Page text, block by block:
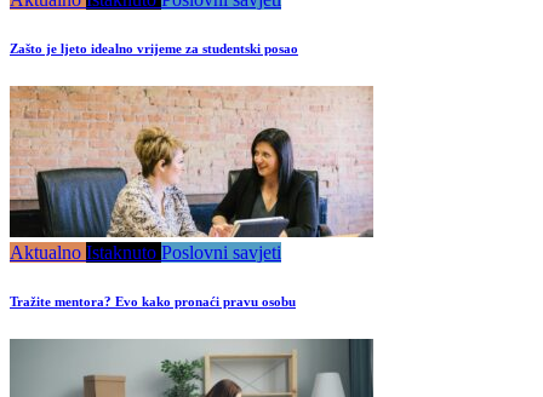
Zašto je ljeto idealno vrijeme za studentski posao
Aktualno Istaknuto Poslovni savjeti
Tražite mentora? Evo kako pronaći pravu osobu